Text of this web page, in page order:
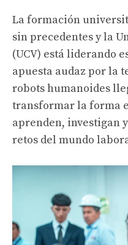
La formación
sin precedentes y la
(UCV) está liderando
apuesta audaz por la
robots humanoides
transformar la forma
aprenden, investigan
retos del mundo